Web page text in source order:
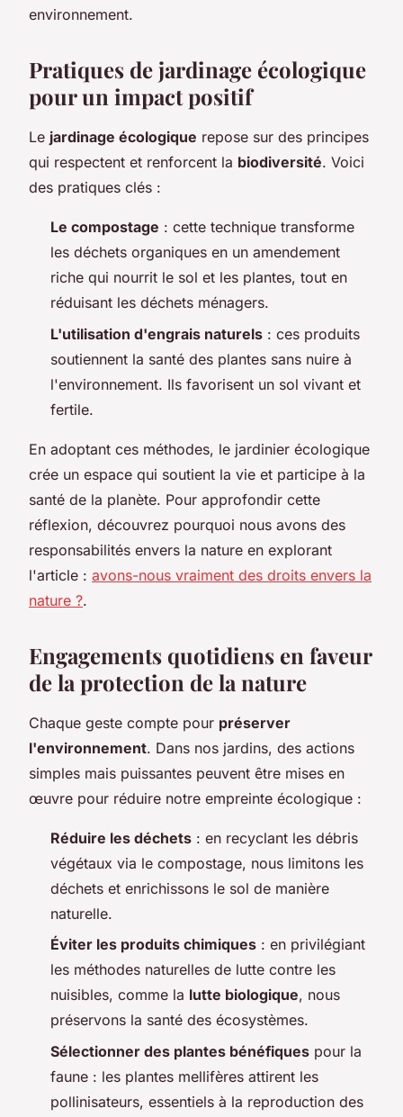
environnement.
Pratiques de jardinage écologique
pour un impact positif
Le jardinage écologique repose sur des principes
qui respectent et renforcent la biodiversité. Voici
des pratiques clés :
Le compostage : cette technique transforme
les déchets organiques en un amendement
riche qui nourrit le sol et les plantes, tout en
réduisant les déchets ménagers.
L'utilisation d'engrais naturels : ces produits
soutiennent la santé des plantes sans nuire à
l'environnement. Ils favorisent un sol vivant et
fertile.
En adoptant ces méthodes, le jardinier écologique
crée un espace qui soutient la vie et participe à la
santé de la planète. Pour approfondir cette
réflexion, découvrez pourquoi nous avons des
responsabilités envers la nature en explorant
l'article : avons-nous vraiment des droits envers la
nature ?.
Engagements quotidiens en faveur
de la protection de la nature
Chaque geste compte pour préserver
l'environnement. Dans nos jardins, des actions
simples mais puissantes peuvent être mises en
œuvre pour réduire notre empreinte écologique :
Réduire les déchets : en recyclant les débris
végétaux via le compostage, nous limitons les
déchets et enrichissons le sol de manière
naturelle.
Éviter les produits chimiques : en privilégiant
les méthodes naturelles de lutte contre les
nuisibles, comme la lutte biologique, nous
préservons la santé des écosystèmes.
Sélectionner des plantes bénéfiques pour la
faune : les plantes mellifères attirent les
pollinisateurs, essentiels à la reproduction des